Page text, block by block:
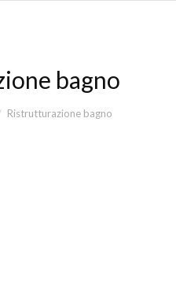
bagno
Ristrutturazione bagno